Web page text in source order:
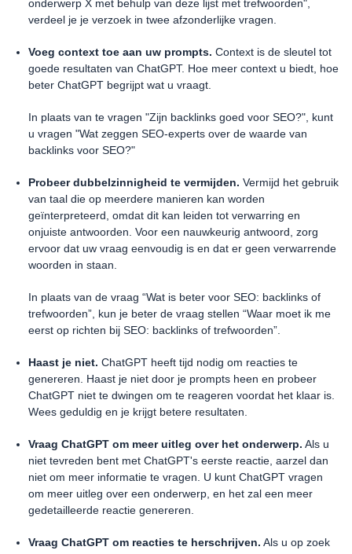
onderwerp X met behulp van deze lijst met trefwoorden",
verdeel je je verzoek in twee afzonderlijke vragen.
Voeg context toe aan uw prompts. Context is de sleutel tot
goede resultaten van ChatGPT. Hoe meer context u biedt, hoe
beter ChatGPT begrijpt wat u vraagt.
In plaats van te vragen "Zijn backlinks goed voor SEO?", kunt
u vragen "Wat zeggen SEO-experts over de waarde van
backlinks voor SEO?"
Probeer dubbelzinnigheid te vermijden. Vermijd het gebruik
van taal die op meerdere manieren kan worden
geïnterpreteerd, omdat dit kan leiden tot verwarring en
onjuiste antwoorden. Voor een nauwkeurig antwoord, zorg
ervoor dat uw vraag eenvoudig is en dat er geen verwarrende
woorden in staan.
In plaats van de vraag “Wat is beter voor SEO: backlinks of
trefwoorden”, kun je beter de vraag stellen “Waar moet ik me
eerst op richten bij SEO: backlinks of trefwoorden”.
Haast je niet. ChatGPT heeft tijd nodig om reacties te
genereren. Haast je niet door je prompts heen en probeer
ChatGPT niet te dwingen om te reageren voordat het klaar is.
Wees geduldig en je krijgt betere resultaten.
Vraag ChatGPT om meer uitleg over het onderwerp. Als u
niet tevreden bent met ChatGPT's eerste reactie, aarzel dan
niet om meer informatie te vragen. U kunt ChatGPT vragen
om meer uitleg over een onderwerp, en het zal een meer
gedetailleerde reactie genereren.
Vraag ChatGPT om reacties te herschrijven. Als u op zoek